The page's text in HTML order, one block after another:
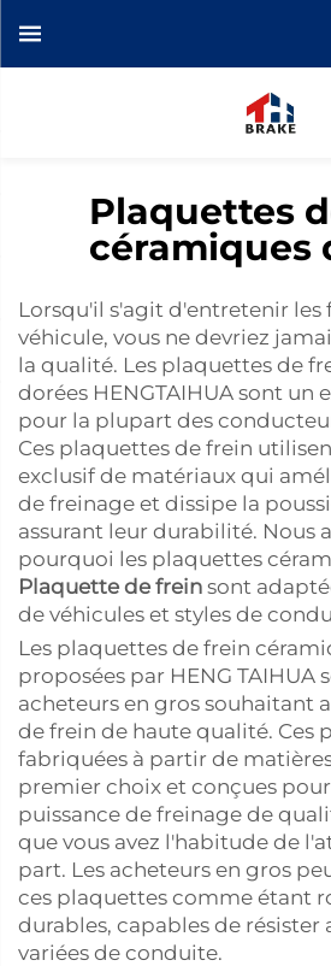
Plaquettes
céramiques
Lorsqu'il s'agit d'entretenir les
véhicule, vous ne devriez
la qualité. Les plaquettes de
dorées HENGTAIHUA sont un
pour la plupart des
Ces plaquettes de frein
exclusif de matériaux qui
de freinage et dissipe la
assurant leur durabilité. Nous
pourquoi les plaquettes
Plaquette de frein sont
de véhicules et styles de
Les plaquettes de frein
proposées par HENG TAIHUA
acheteurs en gros souhaitant
de frein de haute qualité. Ces
fabriquées à partir de
premier choix et conçues
puissance de freinage de
que vous avez l'habitude de
part. Les acheteurs en gros
ces plaquettes comme étant
durables, capables de résister
variées de conduite.